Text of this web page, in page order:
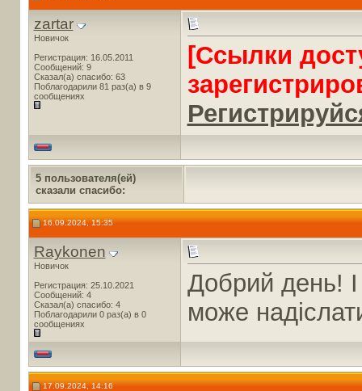
zartar
Новичок
Регистрация: 16.05.2011
Сообщений: 9
Сказал(а) спасибо: 63
Поблагодарили 81 раз(а) в 9
сообщениях
[Ссылки
5 пользователя(ей)
сказали cпасибо:
16.09.2024, 15:35
Raykonen
Новичок
Регистрация: 25.10.2021
Сообщений: 4
Сказал(а) спасибо: 4
Поблагодарили 0 раз(а) в 0
сообщениях
Добрий день!
може
17.09.2024, 14:16